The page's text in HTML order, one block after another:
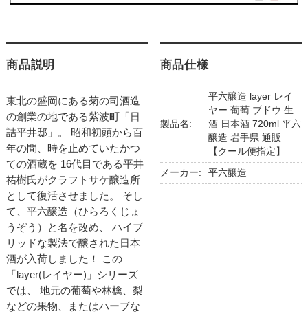
商品説明
東北の盛岡にある菊の司酒造
の創業の地である紫波町「日
詰平井邸」。 昭和初頭から百
年の間、時を止めていたかつ
ての酒蔵を 16代目である平井
祐樹氏がクラフトサケ醸造所
として復活させました。 そし
て、平六醸造（ひらろくじょ
うぞう）と名を改め、 ハイブ
リッドな製法で醸された日本
酒が入荷しました！ この
「layer(レイヤー)」シリーズ
では、 地元の葡萄や林檎、梨
などの果物、またはハーブな
商品仕様
製品名:
平六醸造 layer レイ
ヤー 葡萄 ブドウ 生
酒 日本酒 720ml 平六
醸造 岩手県 通販
【クール便指定】
メーカー: 平六醸造